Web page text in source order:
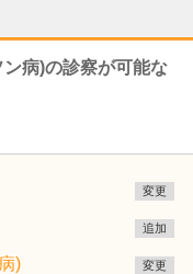
病)の診察が可能な
変更
追加
) 変更